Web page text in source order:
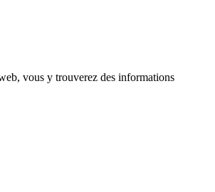
vous y trouverez des informations